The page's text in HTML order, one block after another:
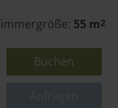
55 m2
Buchen